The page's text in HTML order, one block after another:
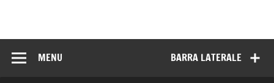
BARRA LATERALE
MENU